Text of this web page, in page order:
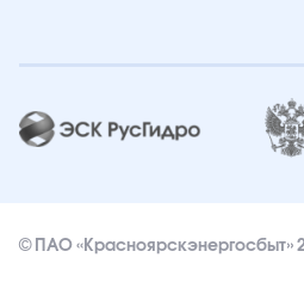
© ПАО «Красноярскэнергосбыт»